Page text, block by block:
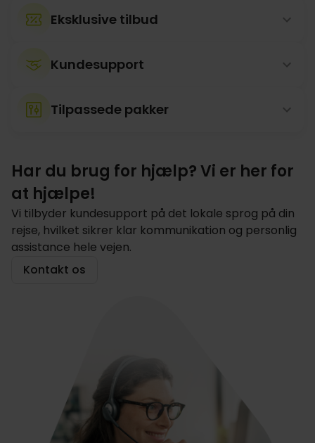
Eksklusive tilbud
Kundesupport
Tilpassede pakker
Har du brug for hjælp? Vi er her for
at hjælpe!
Vi tilbyder kundesupport på det lokale sprog på din
rejse, hvilket sikrer klar kommunikation og personlig
assistance hele vejen.
Kontakt os